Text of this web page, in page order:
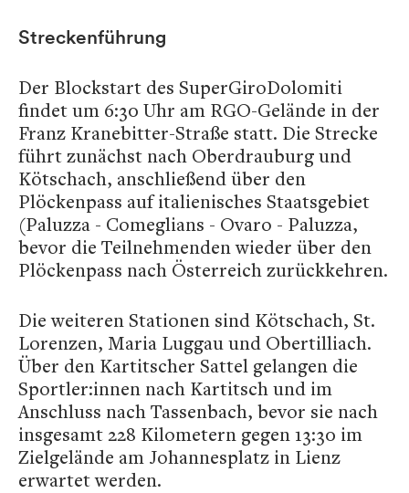
Streckenführung
Der Blockstart des SuperGiroDolomiti
findet um 6:30 Uhr am RGO-Gelände in der
Franz Kranebitter-Straße statt. Die Strecke
führt zunächst nach Oberdrauburg und
Kötschach, anschließend über den
Plöckenpass auf italienisches Staatsgebiet
(Paluzza - Comeglians - Ovaro - Paluzza,
bevor die Teilnehmenden wieder über den
Plöckenpass nach Österreich zurückkehren.
Die weiteren Stationen sind Kötschach, St.
Lorenzen, Maria Luggau und Obertilliach.
Über den Kartitscher Sattel gelangen die
Sportler:innen nach Kartitsch und im
Anschluss nach Tassenbach, bevor sie nach
insgesamt 228 Kilometern gegen 13:30 im
Zielgelände am Johannesplatz in Lienz
erwartet werden.